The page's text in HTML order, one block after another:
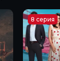
8 серия